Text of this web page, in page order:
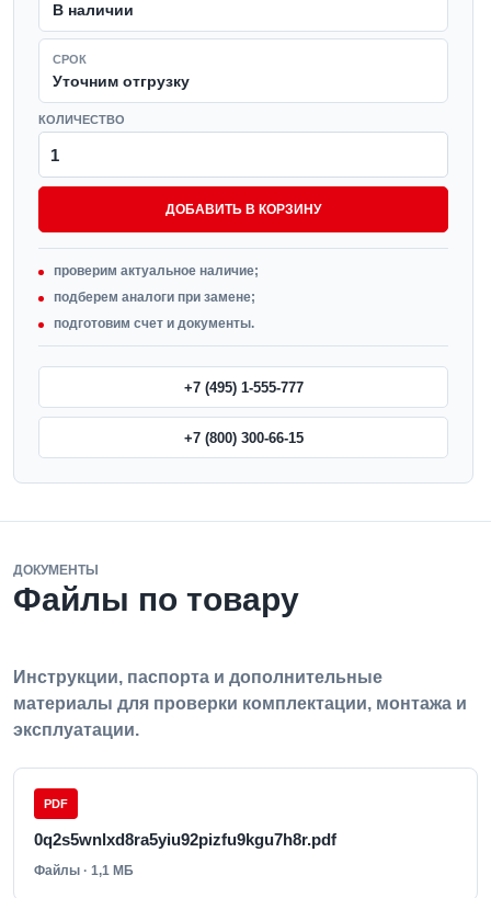
В наличии
СРОК
Уточним отгрузку
КОЛИЧЕСТВО
ДОБАВИТЬ В КОРЗИНУ
проверим актуальное наличие;
подберем аналоги при замене;
подготовим счет и документы.
+7 (495) 1-555-777
+7 (800) 300-66-15
ДОКУМЕНТЫ
Файлы по товару
Инструкции, паспорта и дополнительные
материалы для проверки комплектации, монтажа и
эксплуатации.
PDF
0q2s5wnlxd8ra5yiu92pizfu9kgu7h8r.pdf
Файлы · 1,1 МБ